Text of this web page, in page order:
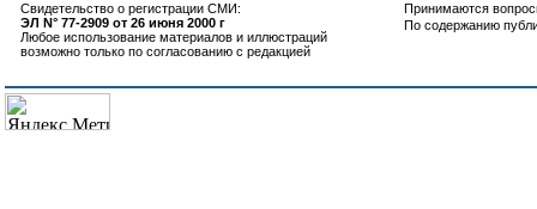
Свидетельство о регистрации СМИ:
ЭЛ N° 77-2909 от 26 июня 2000 г
Любое использование материалов и иллюстраций
возможно только по согласованию с редакцией
Принимаются
По содержанию